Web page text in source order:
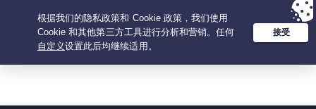
Your choice:The Best Dealfor 3.3333333333333-years at $2.23
/month